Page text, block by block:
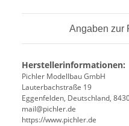
Angaben zur
Herstellerinformationen:
Pichler Modellbau GmbH
Lauterbachstraße 19
Eggenfelden, Deutschland,
mail@pichler.de
https://www.pichler.de